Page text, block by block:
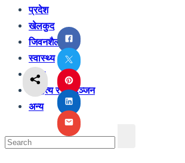
प्रदेश
खेलकुद
जिवनशैली
स्वास्थ्य
शिक्षा
साहित्य र मनोरञ्जन
अन्य